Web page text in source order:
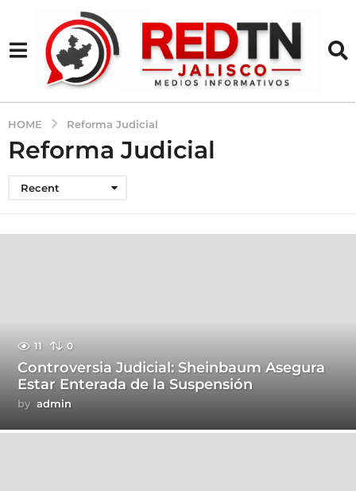
HOME Reforma Judicial
Reforma Judicial
Recent
11 0
Controversia Judicial: Sheinbaum Asegura
Estar Enterada de la Suspensión
by admin